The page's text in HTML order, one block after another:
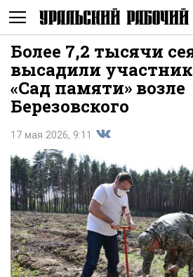
Не
Более 7,2 тысячи
высадили
«Сад памяти» возле
Березовского
17 мая 2026, 9:11
Поделиться